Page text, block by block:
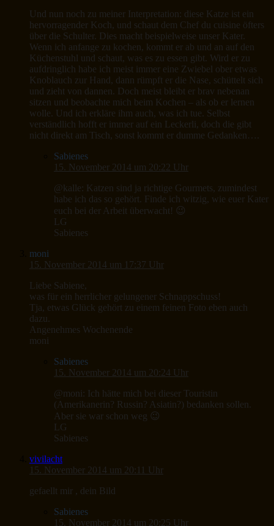
Und nun noch zu meiner Interpretation: diese Katze ist ein
hervorragender Koch, und schaut dem Chef du cuisine öfters
über die Schulter. Dies macht beispielweise unser Kater.
Wenn ich anfange zu kochen, kommt er ab und an auf den
Küchenstuhl und schaut, was es zu essen gibt. Wird er zu
aufdringlich habe ich meist immer eine Zwiebel ober etwas
Knoblauch zur Hand, dann rümpft er die Nase, schüttelt sich
und zieht von dannen. Doch meist bleibt er brav nebenan
sitzen und beobachte mich beim Kochen – als ob er lernen
wolle. Und ich erkläre ihm auch, was ich tue. Selbst
verständlich hofft er immer auf ein Leckerli, doch die gibt
nicht direkt am Tisch, sonst kommt er dumme Gedanken….
Sabienes
15. November 2014 um 20:22 Uhr
@kalle: Katzen sind ja richtige Gourmets, zumindest
habe ich das so gehört. Finde ich witzig, wie euer Kater
euch bei der Arbeit überwacht! 😉
LG
Sabienes
moni
15. November 2014 um 17:37 Uhr
Liebe Sabiene,
was für ein herrlicher gelungener Schnappschuss!
Tja, etwas Glück gehört zu einem feinen Foto eben auch
dazu.
Angenehmes Wochenende
moni
Sabienes
15. November 2014 um 20:24 Uhr
@moni: Ich hätte mich bei dieser Touristin
(Amerikanerin? Russin? Asiatin?) bedanken sollen.
Aber sie war schon weg 😉
LG
Sabienes
vivilacht
15. November 2014 um 20:11 Uhr
gefaellt mir , dein Bild
Sabienes
15. November 2014 um 20:25 Uhr